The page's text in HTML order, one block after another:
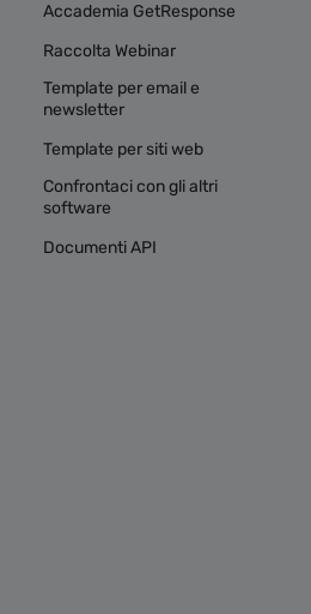
Accademia GetResponse
Raccolta Webinar
Template per email e
newsletter
Template per siti web
Confrontaci con gli altri
software
Documenti API